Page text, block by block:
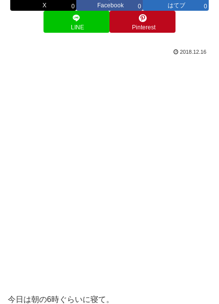
X 0 Facebook 0 はてブ 0
LINE Pinterest
2018.12.16
今日は朝の6時ぐらいに寝て。